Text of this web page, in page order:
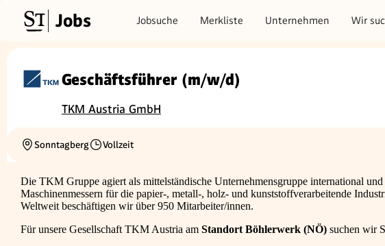
Jobs Jobsuche Merkliste Unternehmen Wir
Geschäftsführer (m/w/d)
TKM Austria GmbH
Ortschaft
Sonntagberg
Beschäftigungsart
Vollzeit
Die TKM Gruppe agiert als mittelständische Unternehmensgruppe international
Maschinenmessern für die papier-, metall-, holz- und kunststoffverarbeitende
Weltweit beschäftigen wir über 950 Mitarbeiter/innen.
Für unsere Gesellschaft TKM Austria am Standort Böhlerwerk (NÖ) suchen wir